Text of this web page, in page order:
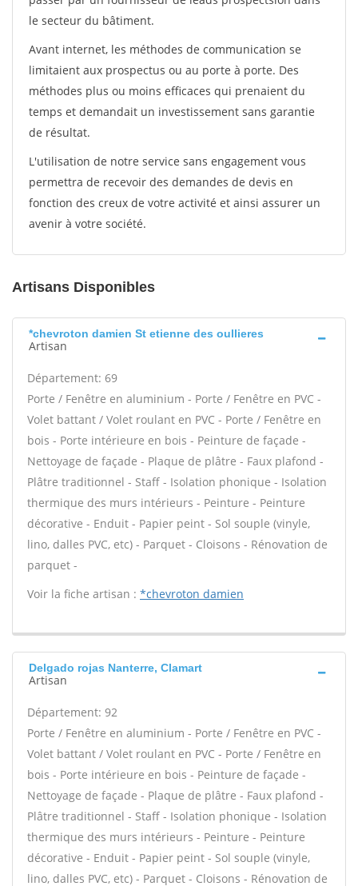
le secteur du bâtiment.
Avant internet, les méthodes de communication se
limitaient aux prospectus ou au porte à porte. Des
méthodes plus ou moins efficaces qui prenaient du
temps et demandait un investissement sans garantie
de résultat.
L'utilisation de notre service sans engagement vous
permettra de recevoir des demandes de devis en
fonction des creux de votre activité et ainsi assurer un
avenir à votre société.
Artisans Disponibles
*chevroton damien St etienne des oullieres
Artisan
Département: 69
Porte / Fenêtre en aluminium - Porte / Fenêtre en PVC -
Volet battant / Volet roulant en PVC - Porte / Fenêtre en
bois - Porte intérieure en bois - Peinture de façade -
Nettoyage de façade - Plaque de plâtre - Faux plafond -
Plâtre traditionnel - Staff - Isolation phonique - Isolation
thermique des murs intérieurs - Peinture - Peinture
décorative - Enduit - Papier peint - Sol souple (vinyle,
lino, dalles PVC, etc) - Parquet - Cloisons - Rénovation de
parquet -
Voir la fiche artisan : *chevroton damien
Delgado rojas Nanterre, Clamart
Artisan
Département: 92
Porte / Fenêtre en aluminium - Porte / Fenêtre en PVC -
Volet battant / Volet roulant en PVC - Porte / Fenêtre en
bois - Porte intérieure en bois - Peinture de façade -
Nettoyage de façade - Plaque de plâtre - Faux plafond -
Plâtre traditionnel - Staff - Isolation phonique - Isolation
thermique des murs intérieurs - Peinture - Peinture
décorative - Enduit - Papier peint - Sol souple (vinyle,
lino, dalles PVC, etc) - Parquet - Cloisons - Rénovation de